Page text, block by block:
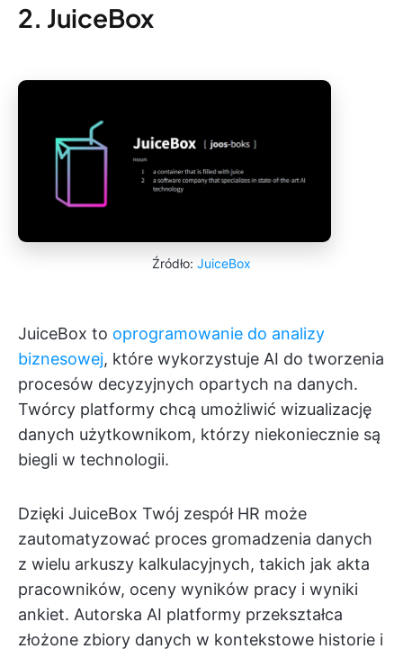
2. JuiceBox
Źródło: JuiceBox
JuiceBox to oprogramowanie do analizy
biznesowej, które wykorzystuje AI do tworzenia
procesów decyzyjnych opartych na danych.
Twórcy platformy chcą umożliwić wizualizację
danych użytkownikom, którzy niekoniecznie są
biegli w technologii.
Dzięki JuiceBox Twój zespół HR może
zautomatyzować proces gromadzenia danych
z wielu arkuszy kalkulacyjnych, takich jak akta
pracowników, oceny wyników pracy i wyniki
ankiet. Autorska AI platformy przekształca
złożone zbiory danych w kontekstowe historie i